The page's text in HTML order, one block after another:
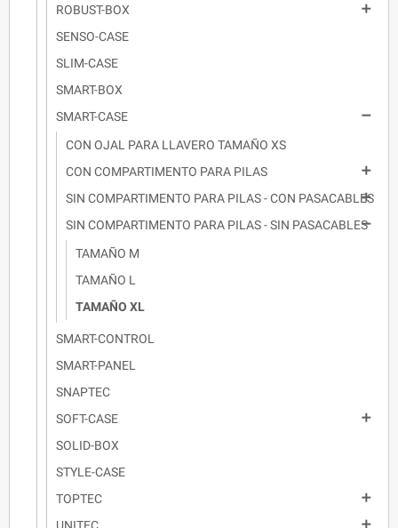
ROBUST-BOX

SENSO-CASE
SLIM-CASE
SMART-BOX
SMART-CASE

CON OJAL PARA LLAVERO TAMAÑO XS
CON COMPARTIMENTO PARA PILAS

SIN COMPARTIMENTO PARA PILAS - CON PASACABLES

SIN COMPARTIMENTO PARA PILAS - SIN PASACABLES

TAMAÑO M
TAMAÑO L
TAMAÑO XL
SMART-CONTROL
SMART-PANEL
SNAPTEC
SOFT-CASE

SOLID-BOX
STYLE-CASE
TOPTEC

